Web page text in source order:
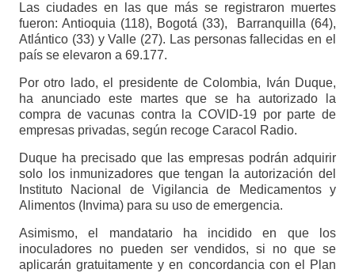
Las ciudades en las que más se registraron muertes
fueron: Antioquia (118), Bogotá (33), Barranquilla (64),
Atlántico (33) y Valle (27). Las personas fallecidas en el
país se elevaron a 69.177.
Por otro lado, el presidente de Colombia, Iván Duque,
ha anunciado este martes que se ha autorizado la
compra de vacunas contra la COVID-19 por parte de
empresas privadas, según recoge Caracol Radio.
Duque ha precisado que las empresas podrán adquirir
solo los inmunizadores que tengan la autorización del
Instituto Nacional de Vigilancia de Medicamentos y
Alimentos (Invima) para su uso de emergencia.
Asimismo, el mandatario ha incidido en que los
inoculadores no pueden ser vendidos, si no que se
aplicarán gratuitamente y en concordancia con el Plan